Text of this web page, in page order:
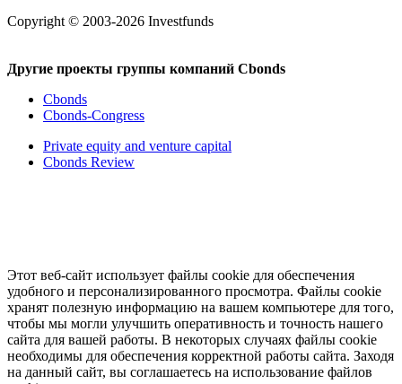
Copyright © 2003-2026 Investfunds
Другие проекты группы компаний Cbonds
Cbonds
Cbonds-Congress
Private equity and venture capital
Cbonds Review
Этот веб-сайт использует файлы cookie для обеспечения
удобного и персонализированного просмотра. Файлы cookie
хранят полезную информацию на вашем компьютере для того,
чтобы мы могли улучшить оперативность и точность нашего
сайта для вашей работы. В некоторых случаях файлы cookie
необходимы для обеспечения корректной работы сайта. Заходя
на данный сайт, вы соглашаетесь на использование файлов